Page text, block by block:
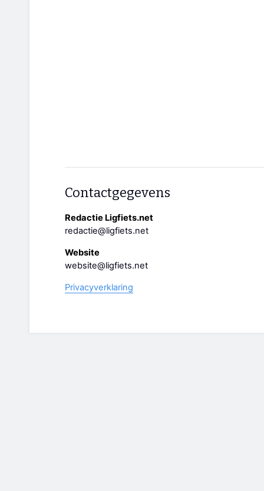
Contactgegevens
Redactie Ligfiets.net
redactie@ligfiets.net
Website
website@ligfiets.net
Privacyverklaring